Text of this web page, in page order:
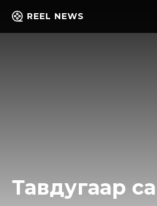
REEL NEWS
Тавдугаар